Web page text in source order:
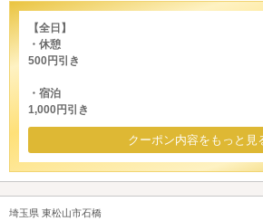
【全日】
・休憩
500円引き
・宿泊
1,000円引き
クーポン内容をもっと見
埼玉県 東松山市石橋